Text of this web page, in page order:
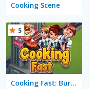
Cooking Scene
Cooking Fast: Burger & Hotdog
5